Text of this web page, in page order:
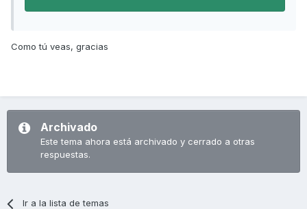
Como tú veas, gracias
Archivado
Este tema ahora está archivado y cerrado a otras
respuestas.
Ir a la lista de temas